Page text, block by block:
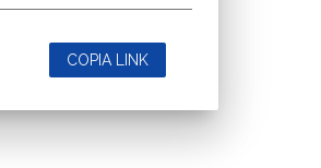
COPIA LINK